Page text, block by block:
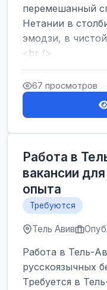
перемешанный
Нетании в
эмодзи, в
<br />
Работа в
производстве:
67 просмотров
Работа в
вакансии
опыта
Требуются
Тель Авив
Работа в Тель-
русскоязычных
Требуется в